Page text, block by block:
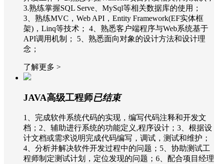
3.熟练掌握SQL Serve、MySql等相关数据库的使用；
3、熟练MVC，Web API，Entity Framework(EF实体框
架)，Linq等技术； 4、熟悉客户端程序与Web系统基于
API调用机制； 5、熟悉面向对象的设计方法和设计理
念；
了解更多 >
JAVA高级工程师已结束
1、完成软件系统代码的实现，编写代码注释和开发文
档；2、辅助进行系统的功能定义,程序设计；3、根据设
计文档或需求说明完成代码编写，调试，测试和维护；
4、分析并解决软件开发过程中的问题；5、协助测试工
程师制定测试计划，定位发现的问题；6、配合项目经理